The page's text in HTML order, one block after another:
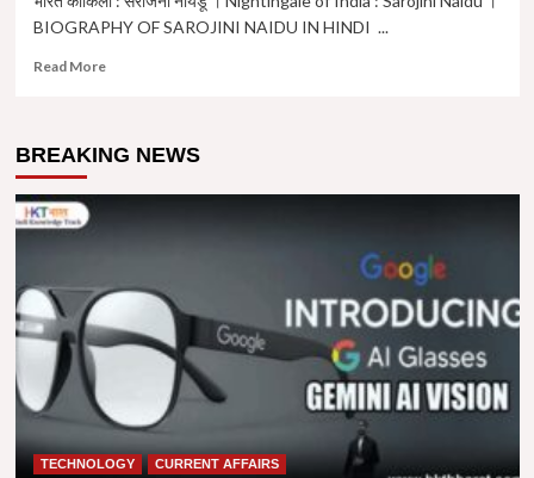
BIOGRAPHY OF SAROJINI NAIDU IN HINDI ...
Read MoreRead
की
महान
को
थी
भारत
कोकिला
:
BREAKING NEWS
TECHNOLOGY CURRENT AFFAIRS